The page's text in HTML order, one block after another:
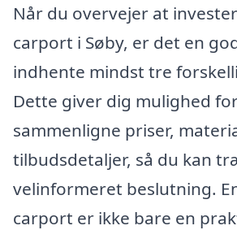
Når du overvejer at
carport i Søby, er det en
indhente mindst tre
Dette giver dig mulighed
sammenligne priser,
tilbudsdetaljer, så du kan
velinformeret beslutning.
carport er ikke bare en